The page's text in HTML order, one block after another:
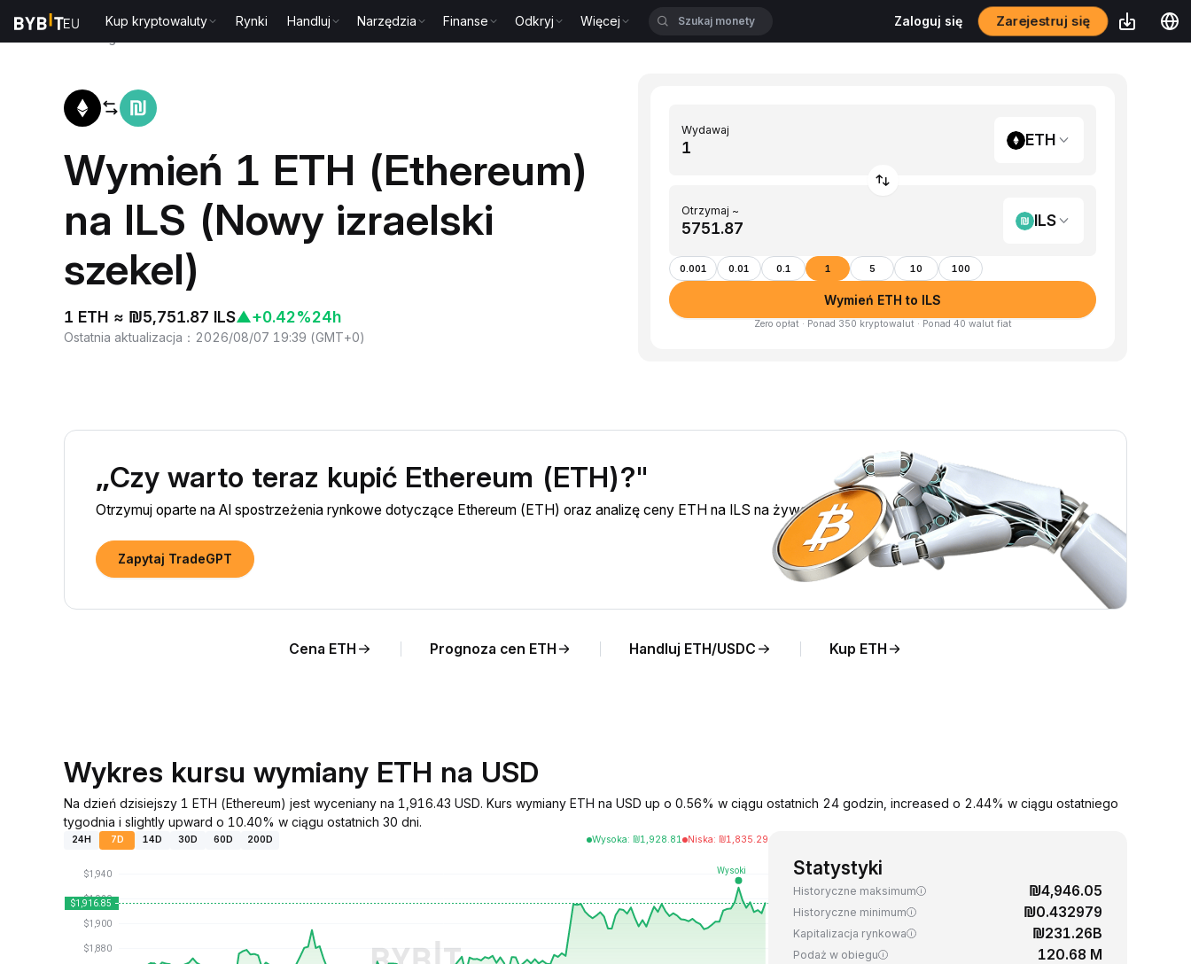
Kup kryptowaluty Rynki Handluj Narzędzia Finanse Odkryj Więcej Zaloguj się Zarejestruj się
Wymień 1 ETH (Ethereum)
na ILS (Nowy izraelski
szekel)
1 ETH ≈ ₪5,751.87 ILS▲+0.42%24h
Ostatnia aktualizacja ： 2026/08/07 19:39 (GMT+0)
Wydawaj
ETH
Otrzymaj ~
ILS
0.001 0.01 0.1 1 5 10 100
Wymień ETH to ILS
Zero opłat · Ponad 350 kryptowalut · Ponad 40 walut fiat
„Czy warto teraz kupić Ethereum (ETH)?"
Otrzymuj oparte na AI spostrzeżenia rynkowe dotyczące Ethereum (ETH) oraz analizę ceny ETH na ILS na żywo.
Zapytaj TradeGPT
Cena ETH Prognoza cen ETH Handluj ETH/USDC Kup ETH
Wykres kursu wymiany ETH na USD
Na dzień dzisiejszy 1 ETH (Ethereum) jest wyceniany na 1,916.43 USD. Kurs wymiany ETH na USD up o 0.56% w ciągu ostatnich 24 godzin, increased o 2.44% w ciągu ostatniego
tygodnia i slightly upward o 10.40% w ciągu ostatnich 30 dni.
24H 7D 14D 30D 60D 200D Wysoka: ₪1,928.81 Niska: ₪1,835.29
Statystyki
Historyczne maksimum ₪4,946.05
Historyczne minimum ₪0.432979
Kapitalizacja rynkowa ₪231.26B
Podaż w obiegu 120.68 M